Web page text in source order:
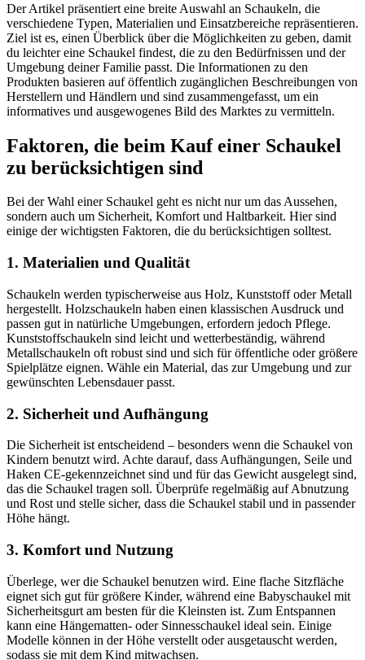
Der Artikel präsentiert eine breite Auswahl an Schaukeln, die
verschiedene Typen, Materialien und Einsatzbereiche repräsentieren.
Ziel ist es, einen Überblick über die Möglichkeiten zu geben, damit
du leichter eine Schaukel findest, die zu den Bedürfnissen und der
Umgebung deiner Familie passt. Die Informationen zu den
Produkten basieren auf öffentlich zugänglichen Beschreibungen von
Herstellern und Händlern und sind zusammengefasst, um ein
informatives und ausgewogenes Bild des Marktes zu vermitteln.
Faktoren, die beim Kauf einer Schaukel
zu berücksichtigen sind
Bei der Wahl einer Schaukel geht es nicht nur um das Aussehen,
sondern auch um Sicherheit, Komfort und Haltbarkeit. Hier sind
einige der wichtigsten Faktoren, die du berücksichtigen solltest.
1. Materialien und Qualität
Schaukeln werden typischerweise aus Holz, Kunststoff oder Metall
hergestellt. Holzschaukeln haben einen klassischen Ausdruck und
passen gut in natürliche Umgebungen, erfordern jedoch Pflege.
Kunststoffschaukeln sind leicht und wetterbeständig, während
Metallschaukeln oft robust sind und sich für öffentliche oder größere
Spielplätze eignen. Wähle ein Material, das zur Umgebung und zur
gewünschten Lebensdauer passt.
2. Sicherheit und Aufhängung
Die Sicherheit ist entscheidend – besonders wenn die Schaukel von
Kindern benutzt wird. Achte darauf, dass Aufhängungen, Seile und
Haken CE-gekennzeichnet sind und für das Gewicht ausgelegt sind,
das die Schaukel tragen soll. Überprüfe regelmäßig auf Abnutzung
und Rost und stelle sicher, dass die Schaukel stabil und in passender
Höhe hängt.
3. Komfort und Nutzung
Überlege, wer die Schaukel benutzen wird. Eine flache Sitzfläche
eignet sich gut für größere Kinder, während eine Babyschaukel mit
Sicherheitsgurt am besten für die Kleinsten ist. Zum Entspannen
kann eine Hängematten- oder Sinnesschaukel ideal sein. Einige
Modelle können in der Höhe verstellt oder ausgetauscht werden,
sodass sie mit dem Kind mitwachsen.